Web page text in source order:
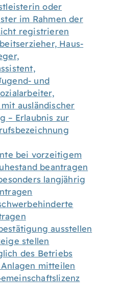
oder
im Rahmen der
registrieren
Haus-
und
ausländischer
– Erlaubnis zur
bei vorzeitigem
beantragen
langjährig
ausstellen
stellen
des Betriebs
mitteilen